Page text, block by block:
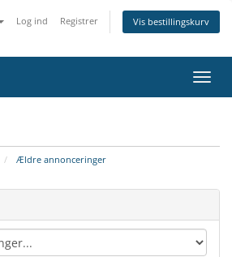
Log ind Registrer Vis bestillingskurv
Skift
Ældre annonceringer